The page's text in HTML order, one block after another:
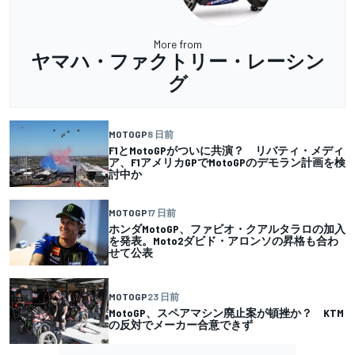
More from
ヤマハ・ファクトリー・レーシン
グ
MOTOGP8 日前
F1とMotoGPがついに共演？ リバティ・メディ
ア、F1アメリカGPでMotoGPのデモラン計画を検
討中か
MOTOGP17 日前
ホンダMotoGP、ファビオ・クアルタラロの加入
を発表。Moto2ダビド・アロンソの昇格も合わ
せて公表
MOTOGP23 日前
MotoGP、スペアマシン廃止案が頓挫か？ KTM
の反対でメーカー合意できず